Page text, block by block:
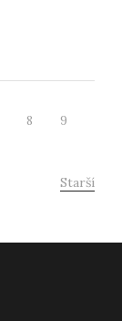
8 9
Starší